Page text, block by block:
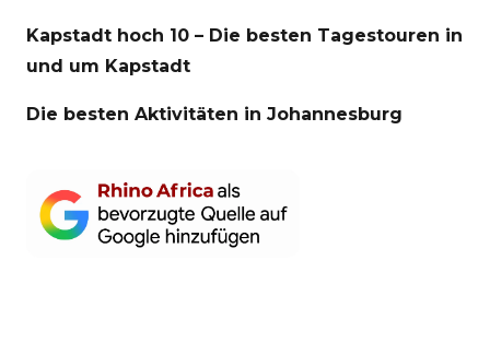
Kapstadt hoch 10 – Die besten Tagestouren in
und um Kapstadt
Die besten Aktivitäten in Johannesburg